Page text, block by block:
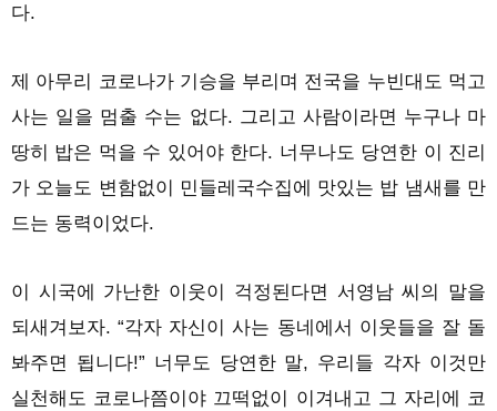
다.
제 아무리 코로나가 기승을 부리며 전국을 누빈대도 먹고
사는 일을 멈출 수는 없다. 그리고 사람이라면 누구나 마
땅히 밥은 먹을 수 있어야 한다. 너무나도 당연한 이 진리
가 오늘도 변함없이 민들레국수집에 맛있는 밥 냄새를 만
드는 동력이었다.
이 시국에 가난한 이웃이 걱정된다면 서영남 씨의 말을
되새겨보자. “각자 자신이 사는 동네에서 이웃들을 잘 돌
봐주면 됩니다!” 너무도 당연한 말, 우리들 각자 이것만
실천해도 코로나쯤이야 끄떡없이 이겨내고 그 자리에 코